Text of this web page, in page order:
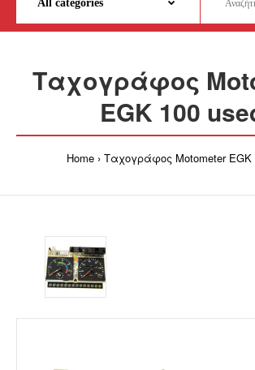
Ταχογράφος
EGK 100
Home Ταχογράφος Motometer EGK